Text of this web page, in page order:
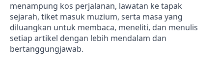
menampung kos perjalanan, lawatan ke tapak
sejarah, tiket masuk muzium, serta masa yang
diluangkan untuk membaca, meneliti, dan menulis
setiap artikel dengan lebih mendalam dan
bertanggungjawab.